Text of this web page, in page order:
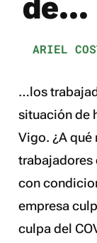
ARIEL
…los
situación de
Vigo. ¿A qué
trabajadores
con
empresa
culpa del